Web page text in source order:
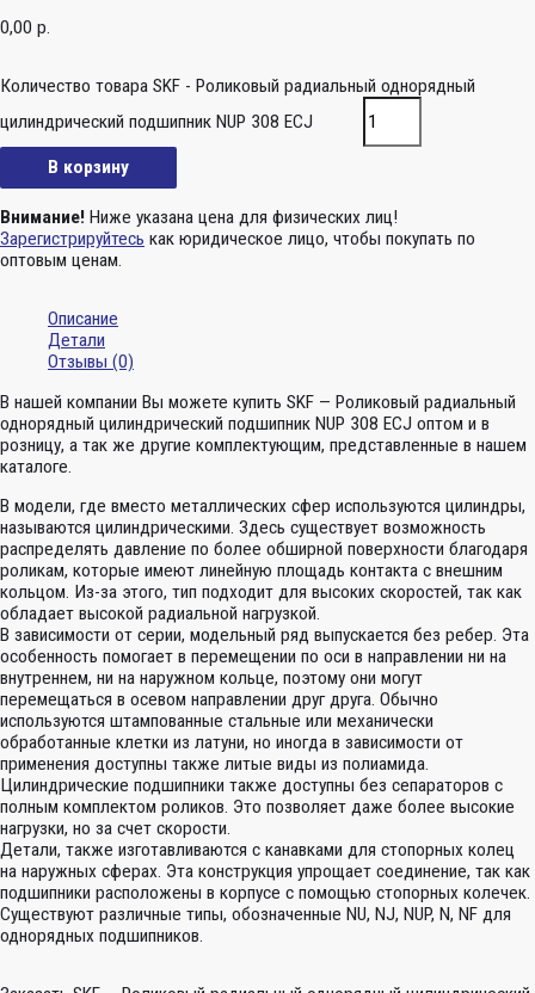
0,00 р.
Количество товара SKF - Роликовый радиальный однорядный
цилиндрический подшипник NUP 308 ECJ
В корзину
Внимание! Ниже указана цена для физических лиц!
Зарегистрируйтесь как юридическое лицо, чтобы покупать по
оптовым ценам.
Описание
Детали
Отзывы (0)
В нашей компании Вы можете купить SKF — Роликовый радиальный
однорядный цилиндрический подшипник NUP 308 ECJ оптом и в
розницу, а так же другие комплектующим, представленные в нашем
каталоге.
В модели, где вместо металлических сфер используются цилиндры,
называются цилиндрическими. Здесь существует возможность
распределять давление по более обширной поверхности благодаря
роликам, которые имеют линейную площадь контакта с внешним
кольцом. Из-за этого, тип подходит для высоких скоростей, так как
обладает высокой радиальной нагрузкой.
В зависимости от серии, модельный ряд выпускается без ребер. Эта
особенность помогает в перемещении по оси в направлении ни на
внутреннем, ни на наружном кольце, поэтому они могут
перемещаться в осевом направлении друг друга. Обычно
используются штампованные стальные или механически
обработанные клетки из латуни, но иногда в зависимости от
применения доступны также литые виды из полиамида.
Цилиндрические подшипники также доступны без сепараторов с
полным комплектом роликов. Это позволяет даже более высокие
нагрузки, но за счет скорости.
Детали, также изготавливаются с канавками для стопорных колец
на наружных сферах. Эта конструкция упрощает соединение, так как
подшипники расположены в корпусе с помощью стопорных колечек.
Существуют различные типы, обозначенные NU, NJ, NUP, N, NF для
однорядных подшипников.